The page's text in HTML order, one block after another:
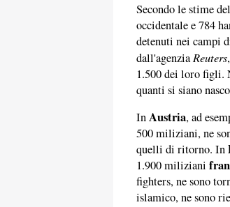
Secondo le stime
occidentale e 784
detenuti nei campi
dall'agenzia Reuters
1.500 dei loro figli.
quanti si siano
InAustria, ad
500 miliziani, ne
quelli di ritorno. In
1.900 miliziani
fighters, ne sono
islamico, ne sono